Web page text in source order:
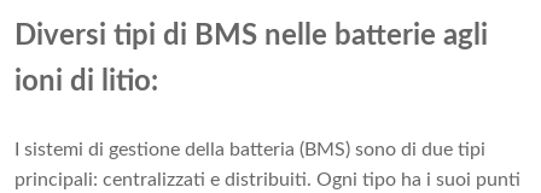
Diversi tipi di BMS nelle batterie agli
ioni di litio:
I sistemi di gestione della batteria (BMS) sono di due tipi
principali: centralizzati e distribuiti. Ogni tipo ha i suoi punti